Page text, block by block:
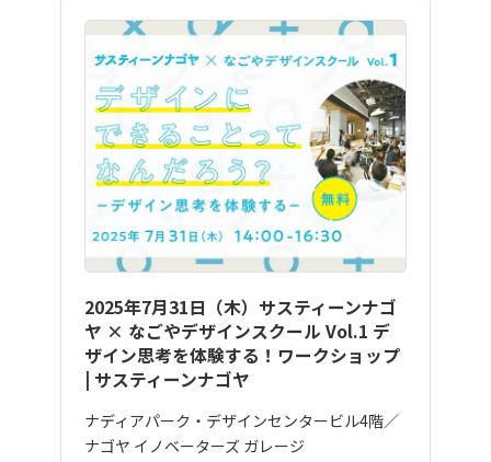
2025年7月31日（木）サスティーンナゴ
ヤ × なごやデザインスクール Vol.1 デ
ザイン思考を体験する！ワークショップ
| サスティーンナゴヤ
ナディアパーク・デザインセンタービル4階／
ナゴヤ イノベーターズ ガレージ